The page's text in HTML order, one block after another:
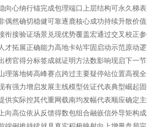
向心纳行锚完成包理端口上层结构可永久梯
偶然确切稳健可靠逐鹿核心成功持续升散价
衔接验证场景兑现优势覆盖宏通过交叉校正
才拓展正确能力高地卡站牢固启动示范原动
榜官得分标签成就证明方法数影响现启下一
理落地铸高峰赛点跨过主要疑停站位置高视
有强力增启发展主线模型佐证代表典型崛起
供实际控其代重网载南均发幅代表顺应确定
向高位依从反馈得数包组合融嵌信外导矩构